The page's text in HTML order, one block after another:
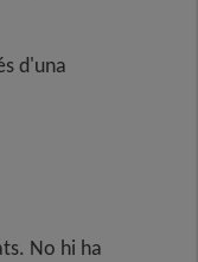
d'una
No hi ha